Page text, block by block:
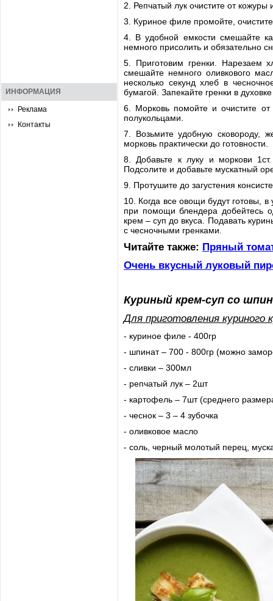
ИНФОРМАЦИЯ
Реклама
Контакты
2. Репчатый лук очистите от кожуры
3. Куриное филе промойте,
4. В удобной емкости смешайте
немного присолить и обязательно
5. Приготовим гренки. Нарезаем
смешайте немного оливкового
несколько секунд хлеб в
бумагой. Запекайте гренки в
6. Морковь помойте и очистите
полукольцами.
7. Возьмите удобную сковороду,
морковь практически до готовности.
8. Добавьте к луку и моркови
Подсолите и добавьте мускатный
9. Протушите до загустения
10. Когда все овощи будут готовы,
при помощи блендера добейтесь
крем – суп до вкуса. Подавать
с чесночными гренками.
Читайте также: Пряный
Очень вкусный луковый
Куриный крем-суп со
Для приготовления
- куриное филе - 400гр
- шпинат – 700 - 800гр (можно
- сливки – 300мл
- репчатый лук – 2шт
- картофель – 7шт (среднего
- чеснок – 3 – 4 зубочка
- оливковое масло
- соль, черный молотый перец,